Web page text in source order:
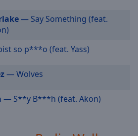
— Say Something (feat.
so p***o (feat. Yass)
— Wolves
— S**y B***h (feat. Akon)